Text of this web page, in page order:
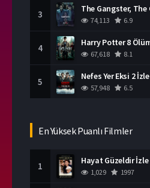
3
74,113 6.9
4
67,618 8.1
5 Nefes Yer Eksi 2 İzle
57,948 6.5
En Yüksek Puanlı Filmler
1 Hayat Güzeldir İzle
1,029 1997